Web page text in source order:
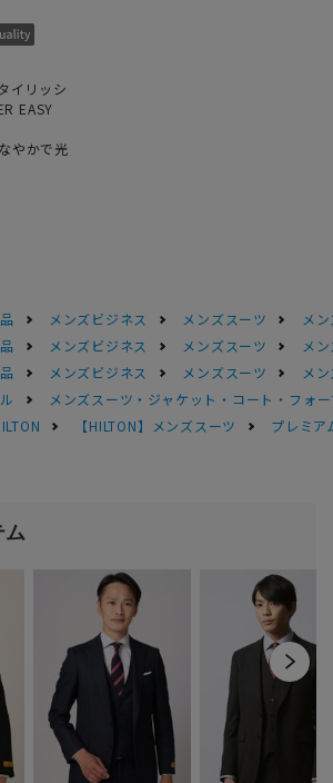
イリッシ
EASY
やかで光
メンズビジネス メンズスーツ
メ
メンズビジネス メンズスーツ
メ
メンズビジネス メンズスーツ
メ
メンズスーツ・ジャケット・コート・フォ
【HILTON】メンズスーツ プレミア